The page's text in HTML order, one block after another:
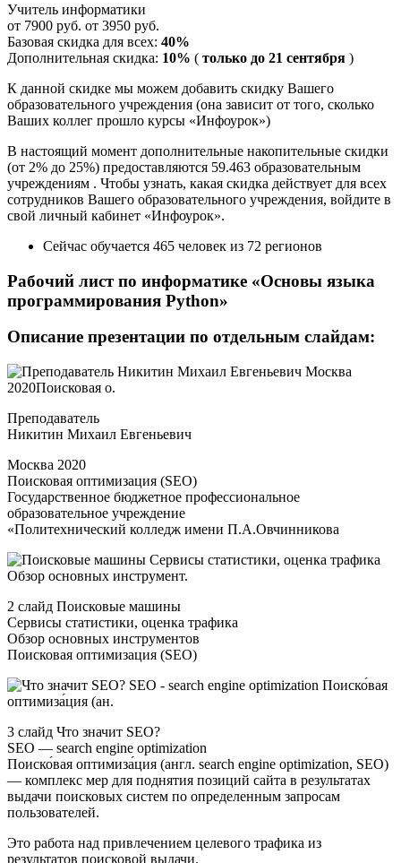
Учитель информатики
от 7900 руб. от 3950 руб.
Базовая скидка для всех: 40%
Дополнительная скидка: 10% ( только до 21 сентября )
К данной скидке мы можем добавить скидку Вашего
образовательного учреждения (она зависит от того, сколько
Ваших коллег прошло курсы «Инфоурок»)
В настоящий момент дополнительные накопительные скидки
(от 2% до 25%) предоставляются 59.463 образовательным
учреждениям . Чтобы узнать, какая скидка действует для всех
сотрудников Вашего образовательного учреждения, войдите в
свой личный кабинет «Инфоурок».
Сейчас обучается 465 человек из 72 регионов
Рабочий лист по информатике «Основы языка
программирования Python»
Описание презентации по отдельным слайдам:
Преподаватель
Никитин Михаил Евгеньевич
Москва 2020
Поисковая оптимизация (SEO)
Государственное бюджетное профессиональное
образовательное учреждение
«Политехнический колледж имени П.А.Овчинникова
2 слайд Поисковые машины
Сервисы статистики, оценка трафика
Обзор основных инструментов
Поисковая оптимизация (SEO)
3 слайд Что значит SEO?
SEO — search engine optimization
Поиско́вая оптимиза́ция (англ. search engine optimization, SEO)
— комплекс мер для поднятия позиций сайта в результатах
выдачи поисковых систем по определенным запросам
пользователей.
Это работа над привлечением целевого трафика из
результатов поисковой выдачи.